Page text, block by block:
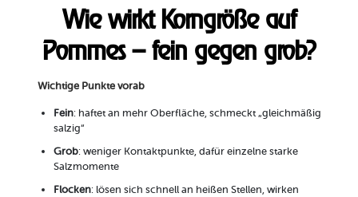
Wie wirkt Korngröße auf
Pommes – fein gegen grob?
Wichtige Punkte vorab
Fein: haftet an mehr Oberfläche, schmeckt „gleichmäßig
salzig“
Grob: weniger Kontaktpunkte, dafür einzelne starke
Salzmomente
Flocken: lösen sich schnell an heißen Stellen, wirken